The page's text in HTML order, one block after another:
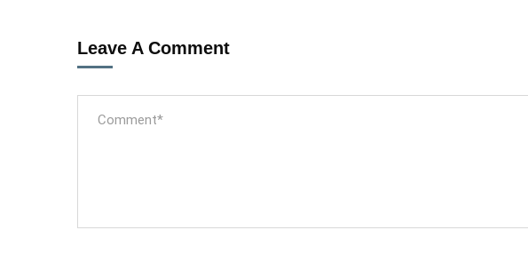
Leave A Comment